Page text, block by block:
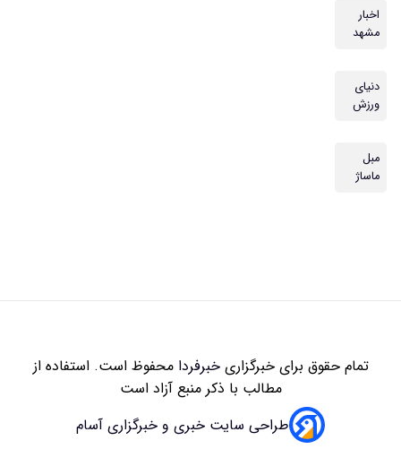
اخبار
مشهد
دنیای
ورزش
مبل
ماساژ
تمام حقوق برای خبرگزاریخبرفردامحفوظ است. استفاده از
مطالب با ذکر منبع آزاد است
طراحی سایت خبری و خبرگزاری آسام